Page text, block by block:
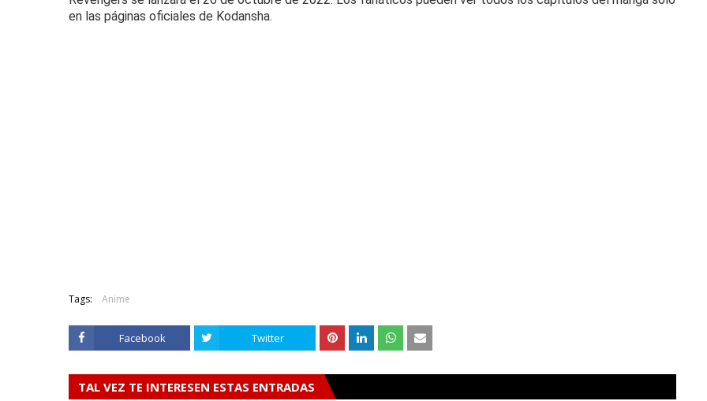
en las páginas oficiales de Kodansha.
Tags: Anime
Facebook Twitter
TAL VEZ TE INTERESEN ESTAS ENTRADAS